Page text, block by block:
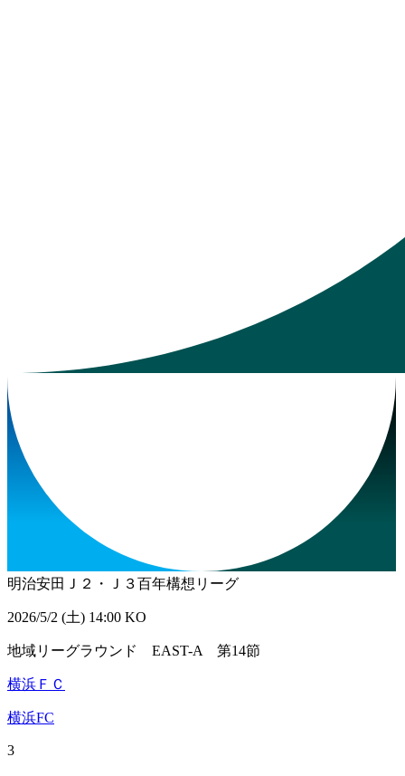
明治安田Ｊ２・Ｊ３百年構想リーグ
2026/5/2 (土) 14:00 KO
地域リーグラウンド EAST-A 第14節
横浜ＦＣ
横浜FC
3